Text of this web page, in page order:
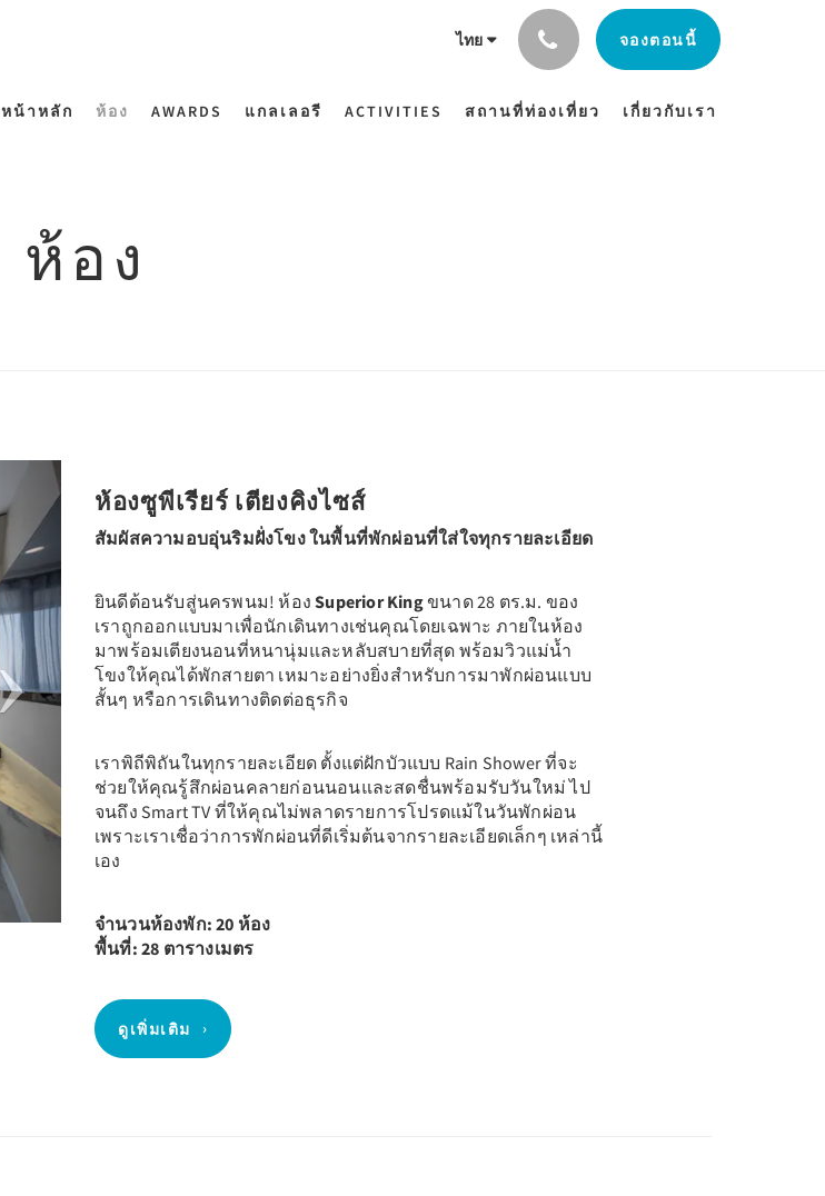
ไทย จองตอนนี้
หน้าหลัก ห้อง AWARDS แกลเลอรี ACTIVITIES สถานที่ท่องเที่ยว เกี่ยวกับเรา
ห้อง
Next
ห้องซูพีเรียร์ เตียงคิงไซส์
สัมผัสความอบอุ่นริมฝั่งโขง ในพื้นที่พักผ่อนที่ใส่ใจทุกรายละเอียด
ยินดีต้อนรับสู่นครพนม! ห้องSuperior Kingขนาด 28 ตร.ม. ของ
เราถูกออกแบบมาเพื่อนักเดินทางเช่นคุณโดยเฉพาะ ภายในห้อง
มาพร้อมเตียงนอนที่หนานุ่มและหลับสบายที่สุด พร้อมวิวแม่น้ำ
โขงให้คุณได้พักสายตา เหมาะอย่างยิ่งสำหรับการมาพักผ่อนแบบ
สั้นๆ หรือการเดินทางติดต่อธุรกิจ
เราพิถีพิถันในทุกรายละเอียด ตั้งแต่ฝักบัวแบบ Rain Shower ที่จะ
ช่วยให้คุณรู้สึกผ่อนคลายก่อนนอนและสดชื่นพร้อมรับวันใหม่ ไป
จนถึง Smart TV ที่ให้คุณไม่พลาดรายการโปรดแม้ในวันพักผ่อน
เพราะเราเชื่อว่าการพักผ่อนที่ดีเริ่มต้นจากรายละเอียดเล็กๆ เหล่านี้
เอง
จำนวนห้องพัก: 20 ห้อง
พื้นที่: 28 ตารางเมตร
ดูเพิ่มเติม